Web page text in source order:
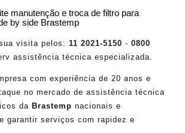
manutenção e troca de filtro para
by side Brastemp
visita pelos: 11 2021-5150 - 0800
assistência técnica especializada.
com experiência de 20 anos e
no mercado de assistência técnica
da Brastemp nacionais e
garantir serviços com rapidez e